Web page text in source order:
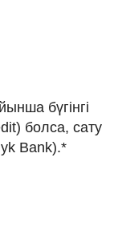
бүгінгі
болса, сату
Bank).*